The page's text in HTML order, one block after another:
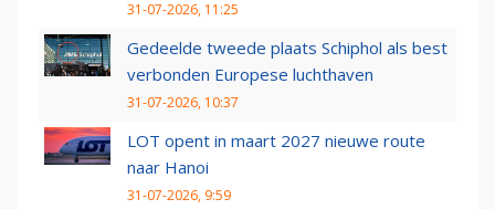
31-07-2026, 11:25
Gedeelde tweede plaats Schiphol als best
verbonden Europese luchthaven
31-07-2026, 10:37
LOT opent in maart 2027 nieuwe route
naar Hanoi
31-07-2026, 9:59